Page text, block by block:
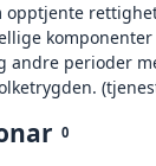
opptjente
andre perioder
0